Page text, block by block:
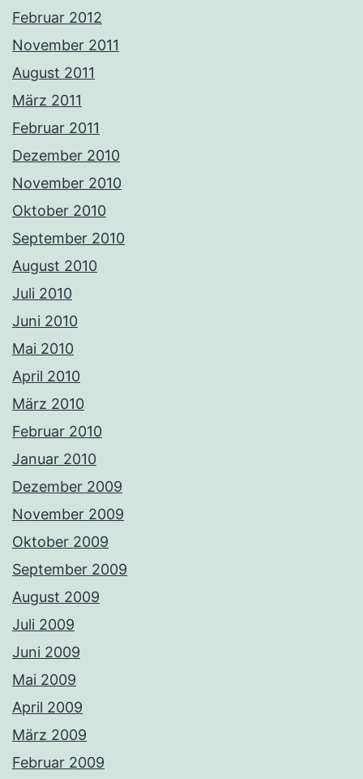
Februar 2012
November 2011
August 2011
März 2011
Februar 2011
Dezember 2010
November 2010
Oktober 2010
September 2010
August 2010
Juli 2010
Juni 2010
Mai 2010
April 2010
März 2010
Februar 2010
Januar 2010
Dezember 2009
November 2009
Oktober 2009
September 2009
August 2009
Juli 2009
Juni 2009
Mai 2009
April 2009
März 2009
Februar 2009